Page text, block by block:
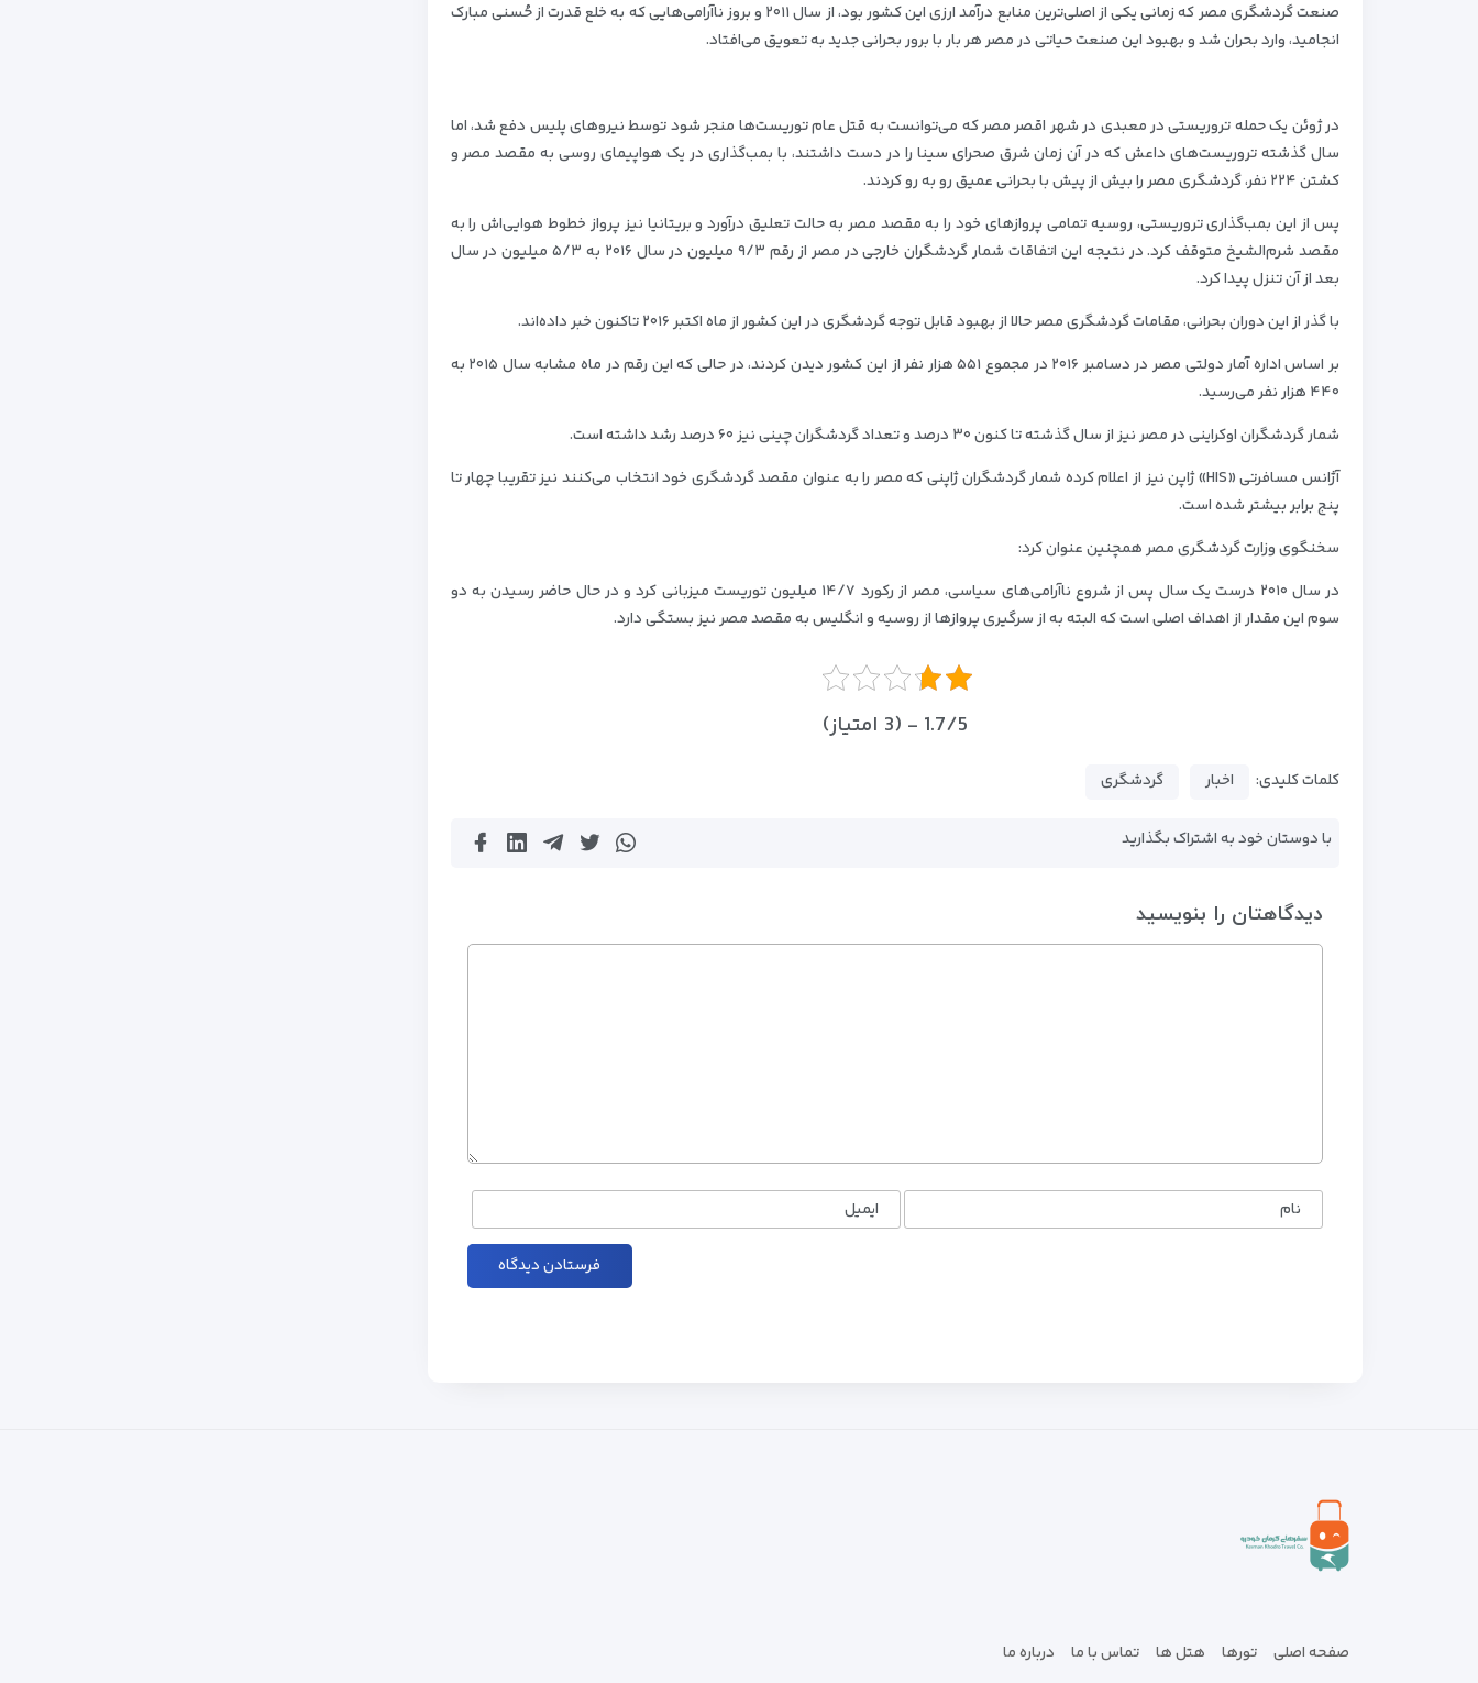
صنعت گردشگری مصر که زمانی یکی از اصلی‌ترین منابع درآمد ارزی این کشور بود، از سال ۲۰۱۱ و بروز ناآرامی‌هایی که به خلع قدرت از حُسنی مبارک
انجامید، وارد بحران شد و بهبود این صنعت حیاتی در مصر هر بار با برور بحرانی جدید به تعویق می‌افتاد.
در ژوئن یک حمله تروریستی در معبدی در شهر اقصر مصر که می‌توانست به قتل عام توریست‌ها منجر شود توسط نیروهای پلیس دفع شد، اما
سال گذشته تروریست‌های داعش که در آن زمان شرق صحرای سینا را در دست داشتند، با بمب‌گذاری در یک هواپیمای روسی به مقصد مصر و
کشتن ۲۲۴ نفر، گردشگری مصر را بیش از پیش با بحرانی عمیق رو به رو کردند.
پس از این بمب‌گذاری تروریستی، روسیه تمامی پروازهای خود را به مقصد مصر به حالت تعلیق درآورد و بریتانیا نیز پرواز خطوط هوایی‌اش را به
مقصد شرم‌الشیخ متوقف کرد. در نتیجه این اتفاقات شمار گردشگران خارجی در مصر از رقم ۹/۳ میلیون در سال ۲۰۱۶ به ۵/۳ میلیون در سال
بعد از آن تنزل پیدا کرد.
با گذر از این دوران بحرانی، مقامات گردشگری مصر حالا از بهبود قابل توجه گردشگری در این کشور از ماه اکتبر ۲۰۱۶ تاکنون خبر داده‌اند.
بر اساس اداره آمار دولتی مصر در دسامبر ۲۰۱۶ در مجموع ۵۵۱ هزار نفر از این کشور دیدن کردند، در حالی که این رقم در ماه مشابه سال ۲۰۱۵ به
۴۴۰ هزار نفر می‌رسید.
شمار گردشگران اوکراینی در مصر نیز از سال گذشته تا کنون ۳۰ درصد و تعداد گردشگران چینی نیز ۶۰ درصد رشد داشته است.
آژانس مسافرتی «HIS» ژاپن نیز از اعلام کرده شمار گردشگران ژاپنی که مصر را به عنوان مقصد گردشگری خود انتخاب می‌کنند نیز تقریبا چهار تا
پنج برابر بیشتر شده است.
سخنگوی وزارت گردشگری مصر همچنین عنوان کرد:
در سال ۲۰۱۰ درست یک سال پس از شروع ناآرامی‌های سیاسی، مصر از رکورد ۱۴/۷ میلیون توریست میزبانی کرد و در حال حاضر رسیدن به دو
سوم این مقدار از اهداف اصلی است که البته به از سرگیری پروازها از روسیه و انگلیس به مقصد مصر نیز بستگی دارد.
1.7/5 - (3 امتیاز)
کلمات کلیدی: اخبار گردشگری
با دوستان خود به اشتراک بگذارید
دیدگاهتان را بنویسید
نام ایمیل
صفحه اصلی تورها هتل ها تماس با ما درباره ما